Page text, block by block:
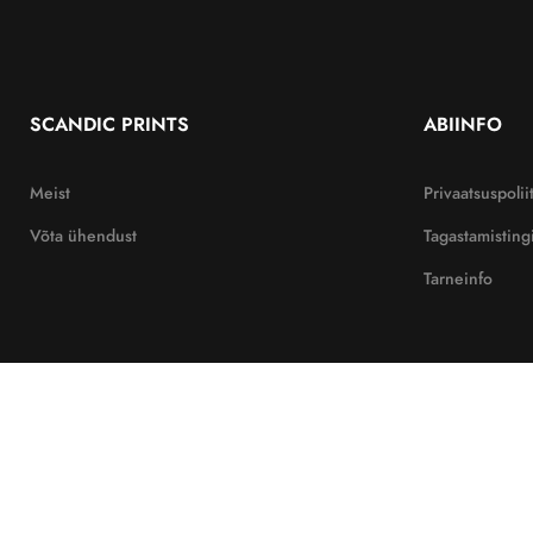
SCANDIC PRINTS
Meist
Võta ühendust
ABIINFO
Tarneinfo